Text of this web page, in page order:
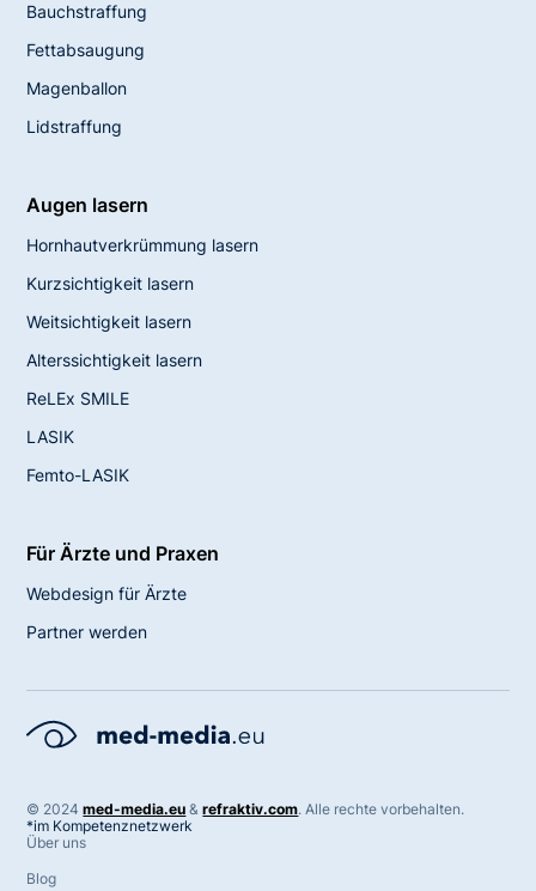
Bauchstraffung
Fettabsaugung
Magenballon
Lidstraffung
Augen lasern
Hornhautverkrümmung lasern
Kurzsichtigkeit lasern
Weitsichtigkeit lasern
Alterssichtigkeit lasern
ReLEx SMILE
LASIK
Femto-LASIK
Für Ärzte und Praxen
Webdesign für Ärzte
Partner werden
© 2024 med-media.eu &refraktiv.com. Alle rechte vorbehalten.
*im Kompetenznetzwerk
Über uns
Blog